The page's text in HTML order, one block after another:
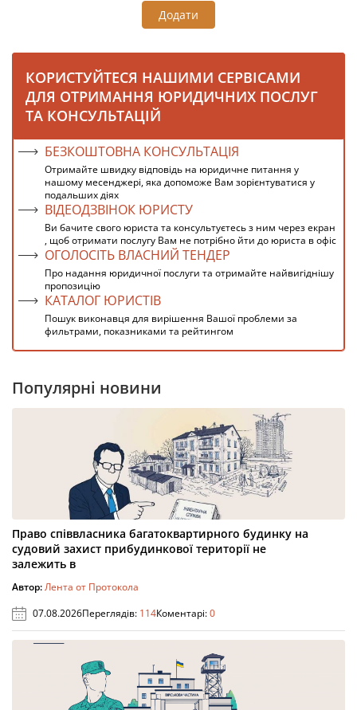
Додати
КОРИСТУЙТЕСЯ НАШИМИ СЕРВІСАМИ
ДЛЯ ОТРИМАННЯ ЮРИДИЧНИХ ПОСЛУГ
ТА КОНСУЛЬТАЦІЙ
БЕЗКОШТОВНА КОНСУЛЬТАЦІЯ
Отримайте швидку відповідь на юридичне питання у
нашому месенджері, яка допоможе Вам зорієнтуватися у
подальших діях
ВІДЕОДЗВІНОК ЮРИСТУ
Ви бачите свого юриста та консультуєтесь з ним через екран
, щоб отримати послугу Вам не потрібно йти до юриста в офіс
ОГОЛОСІТЬ ВЛАСНИЙ ТЕНДЕР
Про надання юридичної послуги та отримайте найвигіднішу
пропозицію
КАТАЛОГ ЮРИСТІВ
Пошук виконавця для вирішення Вашої проблеми за
фильтрами, показниками та рейтингом
Популярні новини
Право співвласника багатоквартирного будинку на
судовий захист прибудинкової території не
залежить в
Автор:Лента от Протокола
07.08.2026Переглядів: 114Коментарі:0